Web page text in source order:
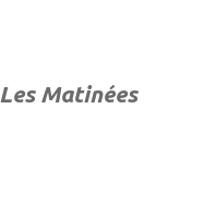
Les Matinées